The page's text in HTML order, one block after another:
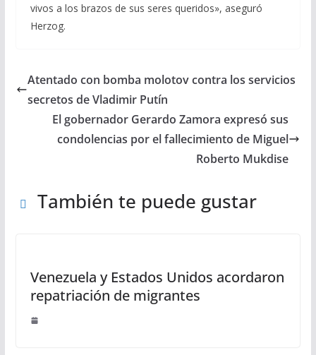
vivos a los brazos de sus seres queridos», aseguró
Herzog.
Atentado con bomba molotov contra los servicios
secretos de Vladimir Putín
El gobernador Gerardo Zamora expresó sus
condolencias por el fallecimiento de Miguel
Roberto Mukdise
También te puede gustar
Venezuela y Estados Unidos acordaron
repatriación de migrantes